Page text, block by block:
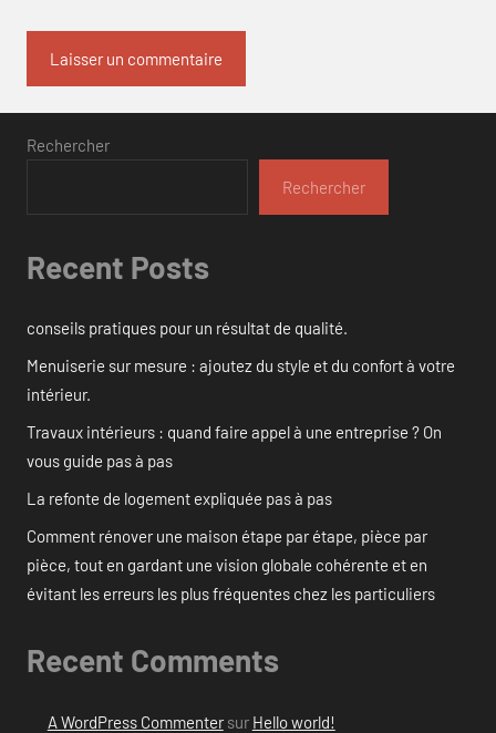
Rechercher
Rechercher
Recent Posts
conseils pratiques pour un résultat de qualité.
Menuiserie sur mesure : ajoutez du style et du confort à votre
intérieur.
Travaux intérieurs : quand faire appel à une entreprise ? On
vous guide pas à pas
La refonte de logement expliquée pas à pas
Comment rénover une maison étape par étape, pièce par
pièce, tout en gardant une vision globale cohérente et en
évitant les erreurs les plus fréquentes chez les particuliers
Recent Comments
A WordPress Commentersur Hello world!